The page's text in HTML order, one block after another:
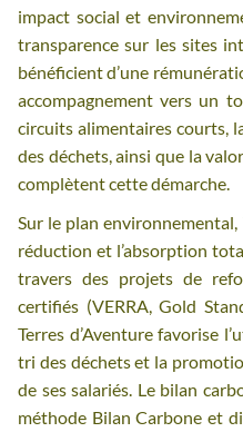
impact social et
transparence sur les sites
bénéficient d’une
accompagnement vers un
circuits alimentaires courts,
des déchets, ainsi que la
complètent cette démarche.
Sur le plan
réduction et l’absorption
travers des projets de
certifiés (VERRA, Gold
Terres d’Aventure favorise
tri des déchets et la
de ses salariés. Le bilan
méthode Bilan Carbone et